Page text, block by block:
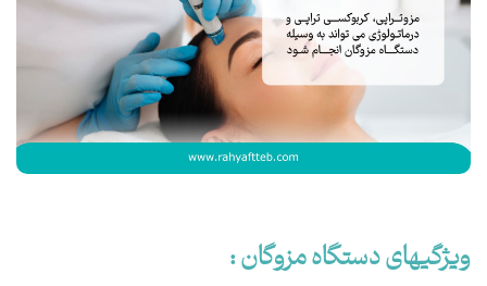
ویژگیهای دستگاه مزوگان :